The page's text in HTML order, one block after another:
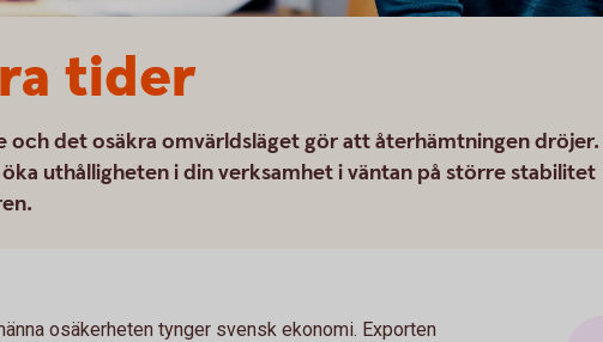
tider
och det osäkra omvärldsläget gör att återhämtningen dröjer.
uthålligheten i din verksamhet i väntan på större stabilitet
osäkerheten tynger svensk ekonomi. Exporten